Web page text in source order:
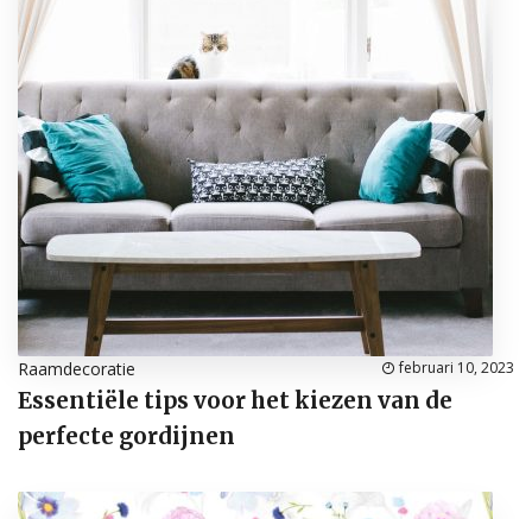
Raamdecoratie februari 10, 2023
Essentiële tips voor het kiezen van de
perfecte gordijnen